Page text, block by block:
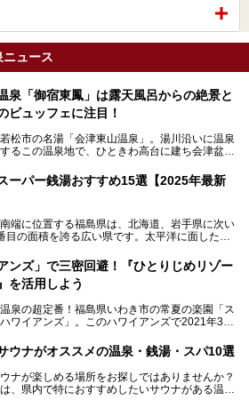
ュース
泉「御宿東鳳」は露天風呂からの絶景と
ビュッフェに注目！
松市の名湯「会津東山温泉」。湯川沿いに温泉
るこの温泉地で、ひときわ高台に建ち会津盆地
の「御宿東鳳」です。
の湯」「棚雲の湯」の2つ。いずれも素晴らし
ど夕朝食の美味しさも評判。人気のこのお宿の
底紹介いたします。
リックス・ホテルマネジメント株式会社【PR】
津東山温泉 御宿東鳳のPR記事です。
ーパー銭湯おすすめ15選【2025年最新
端に位置する福島県は、北海道、岩手県に次い
目の面積を誇る広い県です。太平洋に面した
」、磐梯山や猪苗代湖、五色沼、尾瀬湿原などが
地方」まで、変化に富んだ自然を楽しめるのが魅
都圏からの週末旅行先としても人気の福島県。
でチェックしておきたい、評判のスーパー銭湯
ンズ」で三密回避！『ひとりじめリゾー
を活用しよう
泉の超定番！福島県いわき市の常夏の楽園「ス
ワイアンズ」。このハワイアンズで2021年3月
スタートしました。
安心して温泉に行きたい、そんな方にお役立ち
をはじめとして、ハワイアンズの「ひとりじめ
ン」の魅力をご紹介します。
ウナがオススメの温泉・銭湯・スパ10選
ナが楽しめる場所をお探しではありませんか？
、県内で特におすすめしたいサウナがある温泉